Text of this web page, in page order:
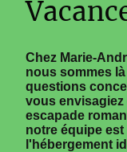
Chez Marie-
nous sommes
questions
vous envisagiez
escapade
notre équipe
l'hébergement